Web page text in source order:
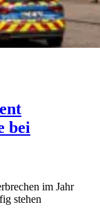
bei
im Jahr
stehen